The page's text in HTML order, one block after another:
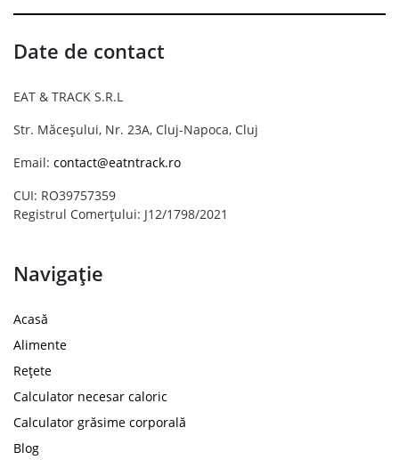
Date de contact
EAT & TRACK S.R.L
Str. Măceșului, Nr. 23A, Cluj-Napoca, Cluj
Email: contact@eatntrack.ro
CUI: RO39757359
Registrul Comerțului: J12/1798/2021
Navigație
Acasă
Alimente
Rețete
Calculator necesar caloric
Calculator grăsime corporală
Blog